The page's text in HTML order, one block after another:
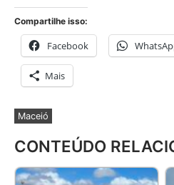
Compartilhe isso:
Facebook
Mais
Maceió
CONTEÚDO